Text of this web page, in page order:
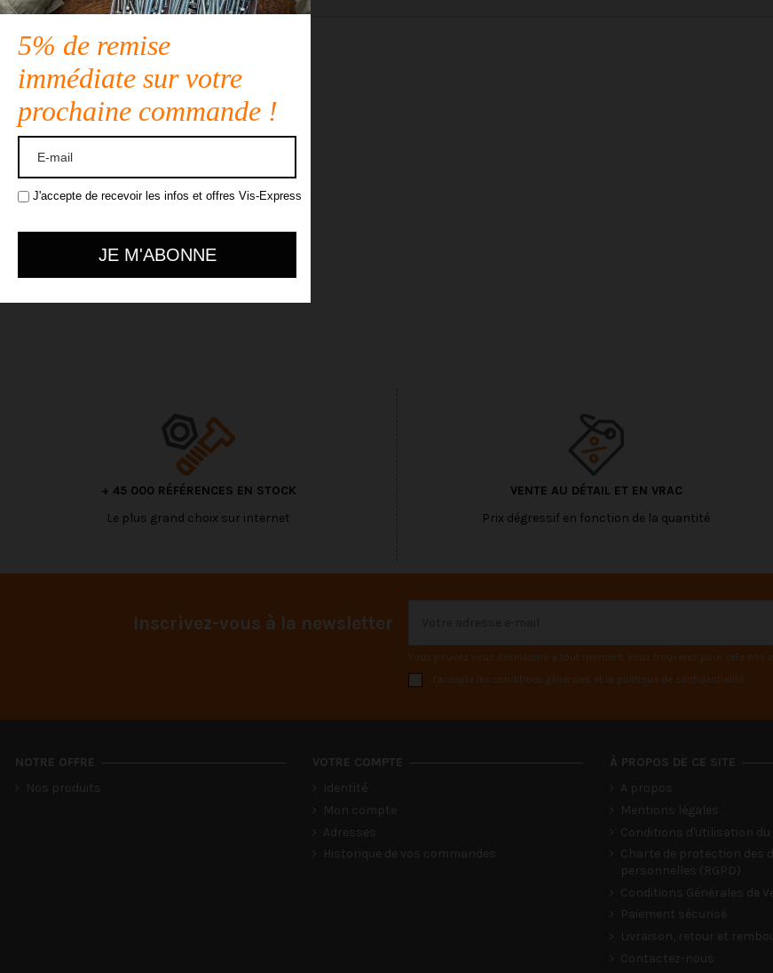
+ 45 000 RÉFÉRENCES EN STOCK
Le plus grand choix sur internet
VENTE AU DÉTAIL ET EN VRAC
Prix dégressif en fonction de la quantité
Inscrivez-vous à la newsletter
Vous pouvez vous désinscrire à tout moment. Vous trouverez pour cela
J'accepte les conditions générales et la politique de confidentialité
NOTRE OFFRE
Nos produits
VOTRE COMPTE
Identité
Mon compte
Adresses
Historique de vos commandes
À PROPOS DE CE SITE
A propos
Mentions légales
Conditions d'utilisation du
Charte de protection des
personnelles (RGPD)
Conditions Générales de
Paiement sécurisé
Livraison, retour et
Contactez-nous
5% de remise
immédiate sur votre
prochaine commande !
J'accepte de recevoir les infos et offres Vis-Express